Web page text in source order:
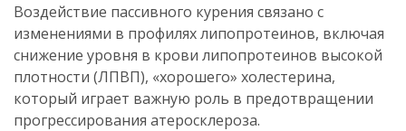
Воздействие пассивного курения связано с
изменениями в профилях липопротеинов, включая
снижение уровня в крови липопротеинов высокой
плотности (ЛПВП), «хорошего» холестерина,
который играет важную роль в предотвращении
прогрессирования атеросклероза.